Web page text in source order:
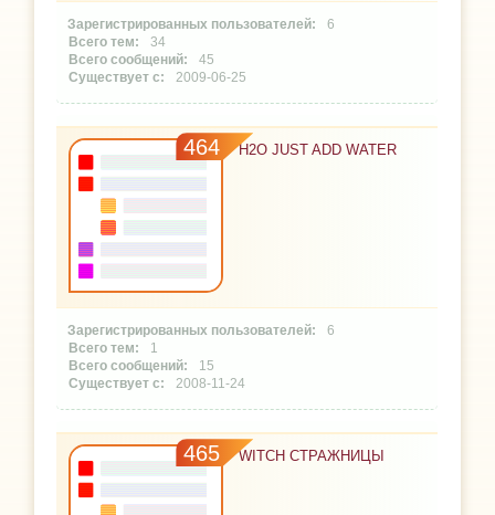
6
34
45
2009-06-25
464 H2O JUST ADD WATER
6
1
15
2008-11-24
465 WITCH СТРАЖНИЦЫ